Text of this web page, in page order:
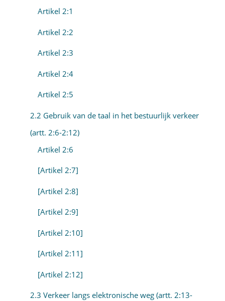
Artikel 2:1
Artikel 2:2
Artikel 2:3
Artikel 2:4
Artikel 2:5
2.2 Gebruik van de taal in het bestuurlijk verkeer
(artt. 2:6-2:12)
Artikel 2:6
[Artikel 2:7]
[Artikel 2:8]
[Artikel 2:9]
[Artikel 2:10]
[Artikel 2:11]
[Artikel 2:12]
2.3 Verkeer langs elektronische weg (artt. 2:13-